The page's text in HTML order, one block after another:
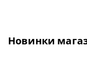
Новинки